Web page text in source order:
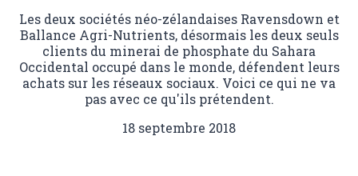
Les deux sociétés néo-zélandaises Ravensdown et
Ballance Agri-Nutrients, désormais les deux seuls
clients du minerai de phosphate du Sahara
Occidental occupé dans le monde, défendent leurs
achats sur les réseaux sociaux. Voici ce qui ne va
pas avec ce qu'ils prétendent.
18 septembre 2018